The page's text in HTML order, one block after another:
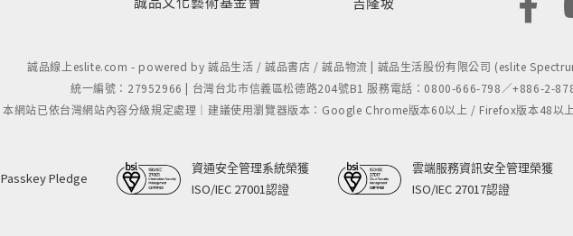
誠品線上eslite.com - powered by 誠品生活 / 誠品書店 / 誠品物流 | 誠品生活股份有限公司 (eslite
統一編號：27952966 | 台灣台北市信義區松德路204號B1 服務電話：0800-666-798／+886-2-
本網站已依台灣網站內容分級規定處理｜建議使用瀏覽器版本：Google Chrome版本60以上 / Firefox版本48以
Passkey Pledge
資通安全管理系統榮獲
ISO/IEC 27001認證
雲端服務資訊安全管理榮獲
ISO/IEC 27017認證